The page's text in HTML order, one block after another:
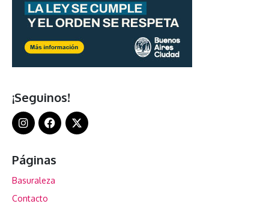
¡Seguinos!
Páginas
Basuraleza
Contacto